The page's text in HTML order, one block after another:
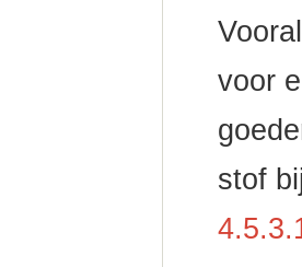
voor
stof